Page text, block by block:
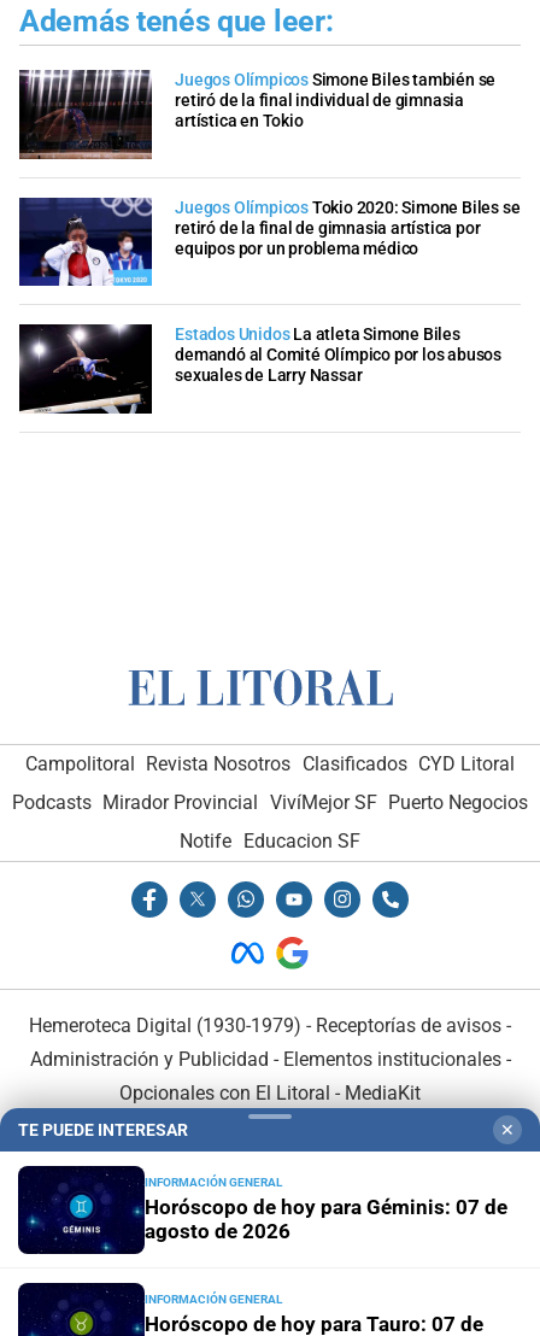
Además tenés que leer:
Juegos OlímpicosSimone Biles también se
retiró de la final individual de gimnasia
artística en Tokio
Juegos OlímpicosTokio 2020: Simone Biles se
retiró de la final de gimnasia artística por
equipos por un problema médico
Estados Unidos La atleta Simone Biles
demandó al Comité Olímpico por los abusos
sexuales de Larry Nassar
Campolitoral Revista Nosotros Clasificados CYD Litoral
Podcasts Mirador Provincial VivíMejor SF Puerto Negocios
Notife Educacion SF
Hemeroteca Digital (1930-1979) - Receptorías de avisos -
Administración y Publicidad - Elementos institucionales-
Opcionales con El Litoral - MediaKit
En Asociación con:
TE PUEDE INTERESAR ✕
INFORMACIÓN GENERAL
Horóscopo de hoy para Géminis: 07 de
agosto de 2026
INFORMACIÓN GENERAL
Horóscopo de hoy para Tauro: 07 de